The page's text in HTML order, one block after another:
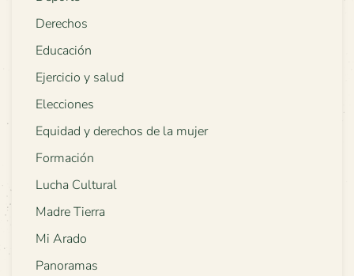
Derechos
Educación
Ejercicio y salud
Elecciones
Equidad y derechos de la mujer
Formación
Lucha Cultural
Madre Tierra
Mi Arado
Panoramas